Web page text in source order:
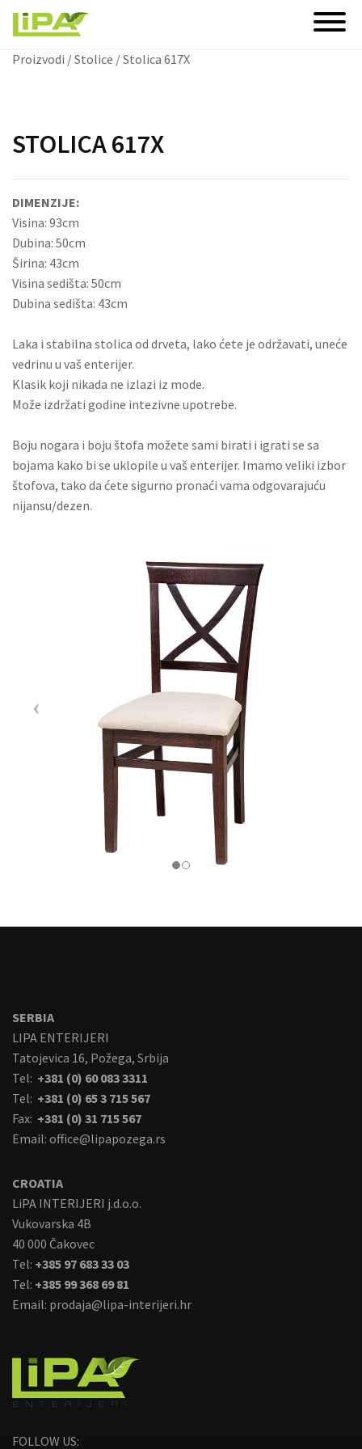
PROIZVODI
STOLOVI
SEPAREI
NAMEŠTAJ ZA BAŠTE
HOTELSKE SOBE
KUHINJE
NOGE ZA NAMEŠTAJ
NOVO – DRVENE KUTIJE
KONFIGURATOR
O NAMA
Proizvodi /Stolice / Stolica 617X
STOLICA 617X
DIMENZIJE:
Visina: 93cm
Dubina: 50cm
Širina: 43cm
Visina sedišta: 50cm
Dubina sedišta: 43cm
Laka i stabilna stolica od drveta, lako ćete je održavati, uneće
vedrinu u vaš enterijer.
Klasik koji nikada ne izlazi iz mode.
Može izdržati godine intezivne upotrebe.
Boju nogara i boju štofa možete sami birati i igrati se sa
bojama kako bi se uklopile u vaš enterijer. Imamo veliki izbor
štofova, tako da ćete sigurno pronaći vama odgovarajuću
nijansu/dezen.
SERBIA
LIPA ENTERIJERI
Tatojevica 16, Požega, Srbija
Tel: +381 (0) 60 083 3311
Tel: +381 (0) 65 3 715 567
Fax: +381 (0) 31 715 567
Email: office@lipapozega.rs
CROATIA
LiPA INTERIJERI j.d.o.o.
Vukovarska 4B
40 000 Čakovec
Tel: +385 97 683 33 03
Tel: +385 99 368 69 81
Email: prodaja@lipa-interijeri.hr
FOLLOW US: